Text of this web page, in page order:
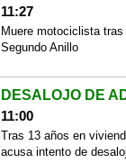
11:27
Muere motociclista
Segundo Anillo
DESALOJO DE
11:00
Tras 13 años en
acusa intento de